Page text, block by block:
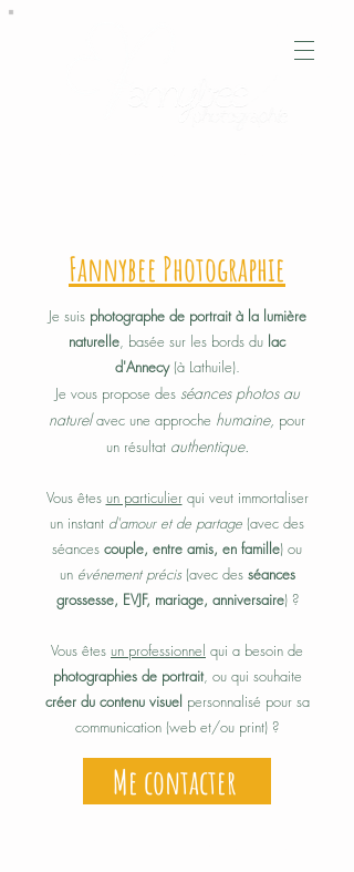
Fannybee Photographie
Je suis photographe de portrait à la lumière
naturelle, basée sur les bords du lac
d'Annecy (à Lathuile).
Je vous propose des séances photos au
naturel avec une approche humaine, pour
un résultat authentique.
Vous êtes un particulierqui veut immortaliser
un instant d'amour et de partage (avec des
séances couple, entre amis, en famille) ou
un événement précis(avec des séances
grossesse, EVJF, mariage, anniversaire) ?
Vous êtes un professionnel qui a besoin de
photographies de portrait, ou qui souhaite
créer du contenu visuel personnalisé pour sa
communication (web et/ou print) ?
Me contacter